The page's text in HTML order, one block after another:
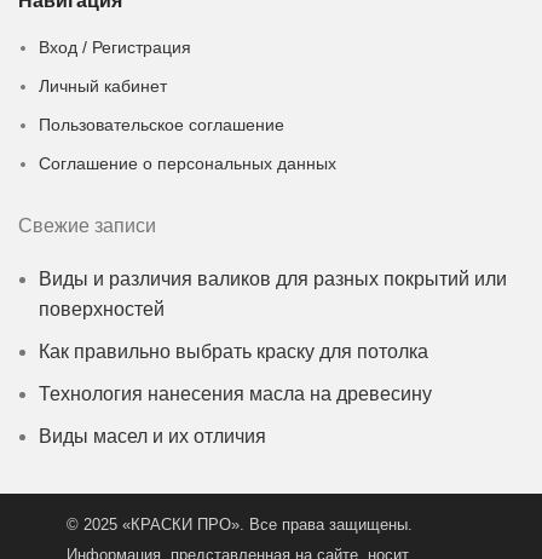
Вход / Регистрация
Личный кабинет
Пользовательское соглашение
Соглашение о персональных данных
Свежие записи
Виды и различия валиков для разных покрытий или
поверхностей
Как правильно выбрать краску для потолка
Технология нанесения масла на древесину
Виды масел и их отличия
© 2025 «КРАСКИ ПРО». Все права защищены.
Информация, представленная на сайте, носит